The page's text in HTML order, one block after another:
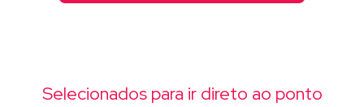
Selecionados para ir direto ao ponto